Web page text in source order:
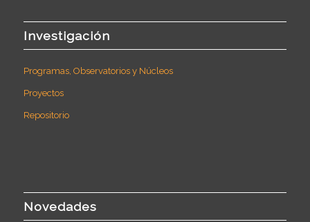
Investigación
Programas, Observatorios y Núcleos
Proyectos
Repositorio
Novedades